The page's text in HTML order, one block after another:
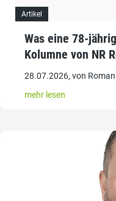
Artikel
Was eine 78-
Kolumne von NR
28.07.2026, von
mehr lesen